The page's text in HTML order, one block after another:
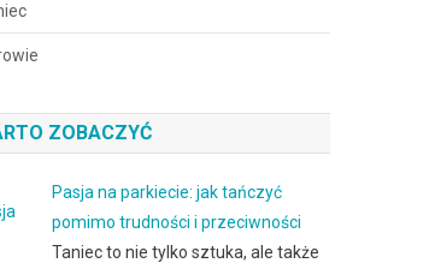
ZOBACZYĆ
Pasja na parkiecie: jak tańczyć
pomimo trudności i przeciwności
Taniec to nie tylko sztuka, ale także